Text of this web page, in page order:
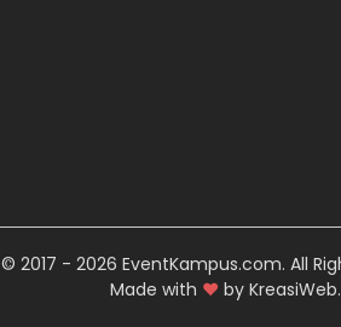
© 2017 - 2026 EventKampus.com. All
Made with ♥ by KreasiWeb.